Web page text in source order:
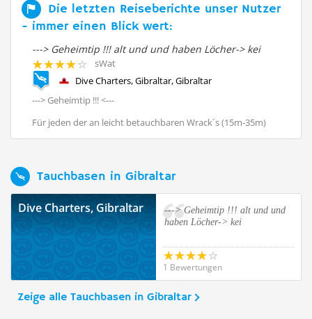
Die letzten Reiseberichte unser Nutzer
- immer einen Blick wert:
---> Geheimtip !!! alt und und haben Löcher-> kei
sWat
Dive Charters, Gibraltar, Gibraltar
---> Geheimtip !!! <---
Für jeden der an leicht betauchbaren Wrack´s (15m-35m)
Tauchbasen in Gibraltar
Dive Charters, Gibraltar
---> Geheimtip !!! alt und und
haben Löcher-> kei
1 Bewertungen
Zeige alle Tauchbasen in Gibraltar